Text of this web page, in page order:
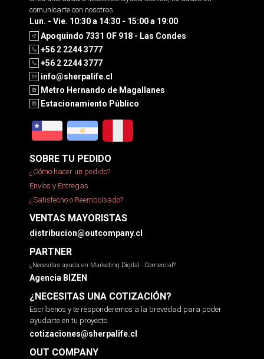
comunicarte con nosotros
Lun. - Vie. 10:30 a 14:30 - 15:00 a 19:00
Apoquindo 7331 OF 918 - Las Condes
+56 2 2244 3777
+56 2 2244 3777
info@sherpalife.cl
Metro Hernando de Magallanes
Estacionamiento Público
SOBRE TU PEDIDO
¿Cómo hacer un pedido?
Envíos y Entregas
¿Satisfecho o Reembolsado?
VENTAS MAYORISTAS
distribucion@outcompany.cl
PARTNER
¿Necesitas ayuda en Marketing Digital - Comercial?
Agencia BIZEN
¿NECESITAS UNA COTIZACIÓN?
Escríbenos y te responderemos a la brevedad para poder
ayudarte en tu proyecto.
cotizaciones@sherpalife.cl
OUT COMPANY